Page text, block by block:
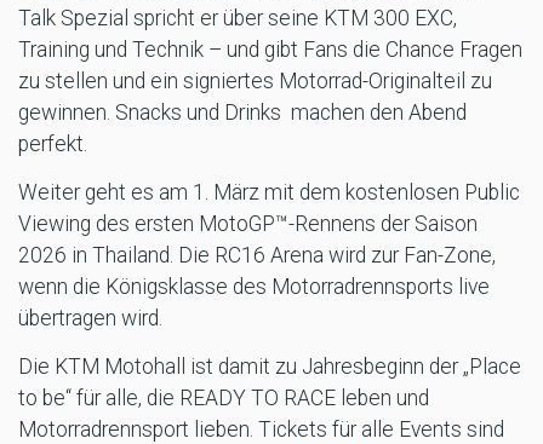
Talk Spezial spricht er über seine KTM 300 EXC,
Training und Technik – und gibt Fans die Chance Fragen
zu stellen und ein signiertes Motorrad-Originalteil zu
gewinnen. Snacks und Drinks machen den Abend
perfekt.
Weiter geht es am 1. März mit dem kostenlosen Public
Viewing des ersten MotoGP™-Rennens der Saison
2026 in Thailand. Die RC16 Arena wird zur Fan-Zone,
wenn die Königsklasse des Motorradrennsports live
übertragen wird.
Die KTM Motohall ist damit zu Jahresbeginn der „Place
to be“ für alle, die READY TO RACE leben und
Motorradrennsport lieben. Tickets für alle Events sind